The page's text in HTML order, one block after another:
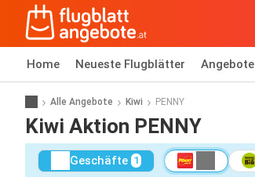
Home Neueste Flugblätter Angebote
Alle Angebote Kiwi PENNY
Kiwi Aktion PENNY
Geschäfte 1